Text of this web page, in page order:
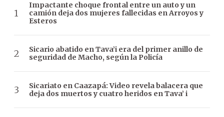
Impactante choque frontal entre un auto y un
camión deja dos mujeres fallecidas en Arroyos y
Esteros
Sicario abatido en Tava’i era del primer anillo de
seguridad de Macho, según la Policía
Sicariato en Caazapá: Video revela balacera que
deja dos muertos y cuatro heridos en Tava’ i